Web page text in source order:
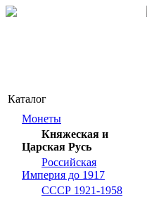
Каталог
Монеты
Княжеская и
Царская Русь
Российская
Империя до 1917
СССР 1921-1958